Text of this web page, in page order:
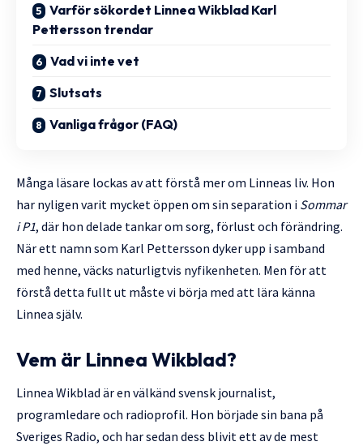
Varför sökordet Linnea Wikblad Karl
Pettersson trendar
Vad vi inte vet
Slutsats
Vanliga frågor (FAQ)
Många läsare lockas av att förstå mer om Linneas liv. Hon
har nyligen varit mycket öppen om sin separation i Sommar
i P1, där hon delade tankar om sorg, förlust och förändring.
När ett namn som Karl Pettersson dyker upp i samband
med henne, väcks naturligtvis nyfikenheten. Men för att
förstå detta fullt ut måste vi börja med att lära känna
Linnea själv.
Vem är Linnea Wikblad?
Linnea Wikblad är en välkänd svensk journalist,
programledare och radioprofil. Hon började sin bana på
Sveriges Radio, och har sedan dess blivit ett av de mest